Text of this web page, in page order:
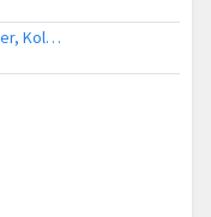
Ambulancehelikopter naar Offingawier, Kolmarslân